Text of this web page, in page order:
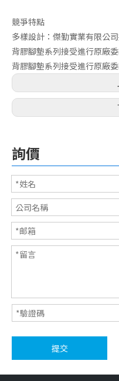
3M背膠腳墊
競爭特點
多樣設計：傑勤實業有限公
背膠腳墊系列接受進行原廠
背膠腳墊系列接受進行原廠
詢價
提交